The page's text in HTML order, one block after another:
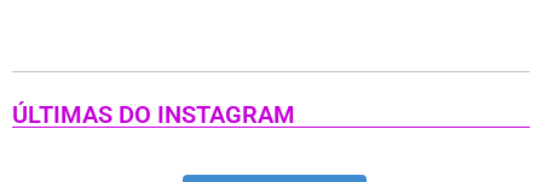
ÚLTIMAS DO INSTAGRAM